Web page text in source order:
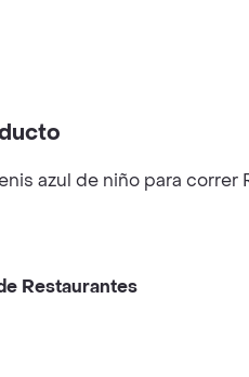
azul de niño para correr
Restaurantes